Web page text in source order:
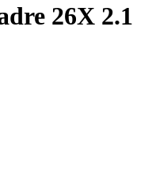
26X 2.1